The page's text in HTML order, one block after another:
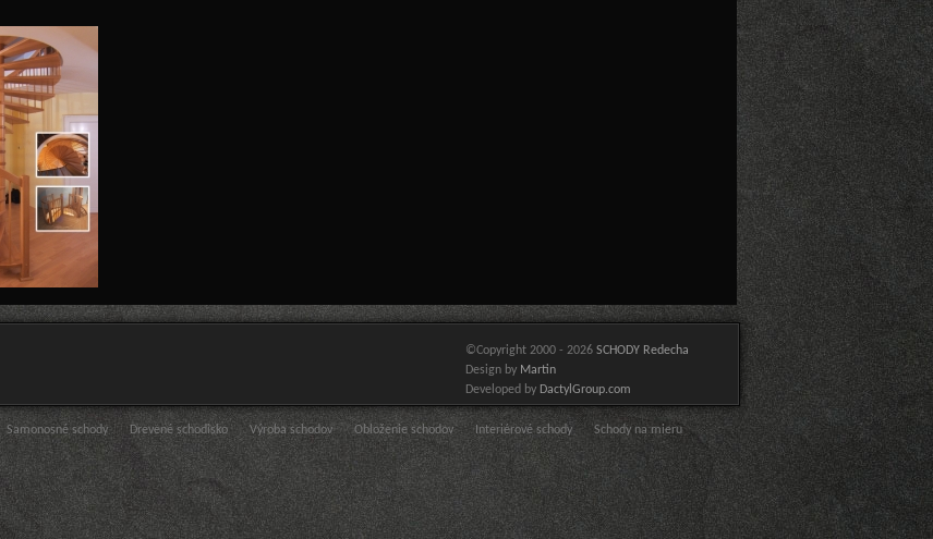
©Copyright 2000 - 2026 SCHODY Redecha
Design by Martin
Developed by DactylGroup.com
Samonosné schody Drevené schodisko Výroba schodov Obloženie schodov Interiérové schody
Schody na mieru